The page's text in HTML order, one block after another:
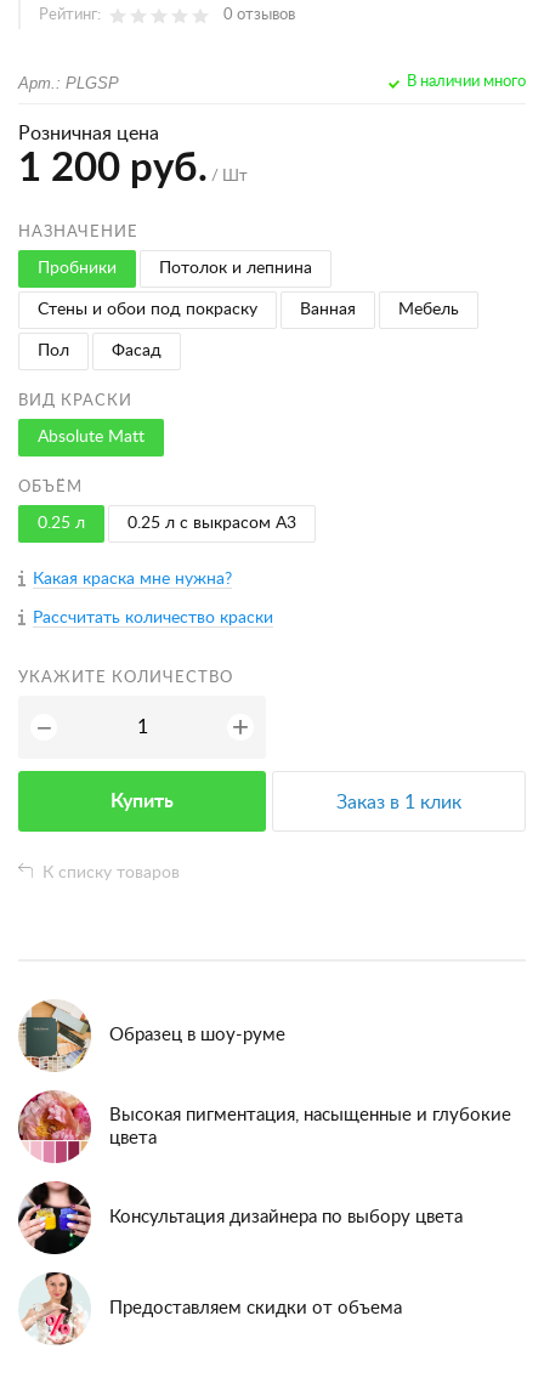
Рейтинг: 0 отзывов
Арт.: PLGSP В наличии много
Розничная цена
1 200 руб. / Шт
НАЗНАЧЕНИЕ
Пробники Потолок и лепнина
Стены и обои под покраску Ванная Мебель
Пол Фасад
ВИД КРАСКИ
Absolute Matt
ОБЪЁМ
0.25 л 0.25 л с выкрасом A3
Какая краска мне нужна?
Рассчитать количество краски
УКАЖИТЕ КОЛИЧЕСТВО
− +
Купить Заказ в 1 клик
К списку товаров
Образец в шоу-руме
Высокая пигментация, насыщенные и глубокие
цвета
Консультация дизайнера по выбору цвета
Предоставляем скидки от объема